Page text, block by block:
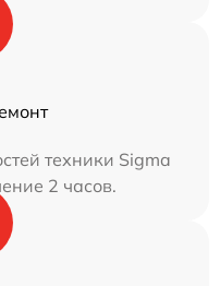
техники Sigma
2 часов.